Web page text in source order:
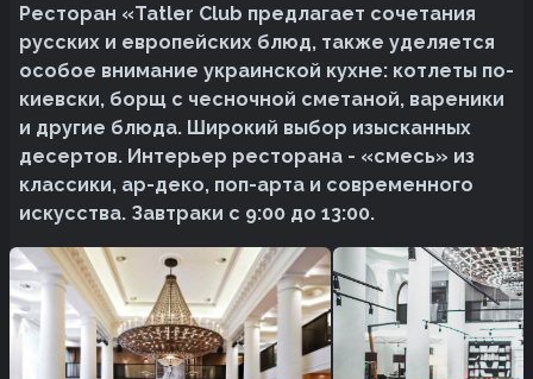
Ресторан «Tatler Club предлагает сочетания
русских и европейских блюд, также уделяется
особое внимание украинской кухне: котлеты по-
киевски, борщ с чесночной сметаной, вареники
и другие блюда. Широкий выбор изысканных
десертов. Интерьер ресторана - «смесь» из
классики, ар-деко, поп-арта и современного
искусства. Завтраки с 9:00 до 13:00.